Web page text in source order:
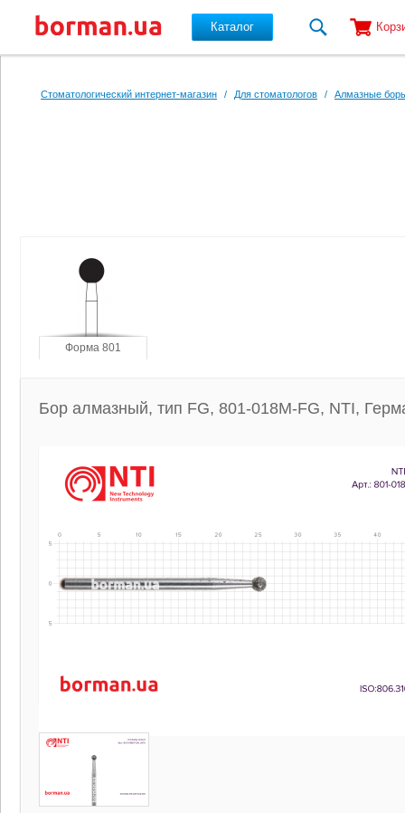
Каталог
Стоматологический интернет-магазин / Для стоматологов / Алмазные
Форма 801
Бор алмазный, тип FG, 801-018M-FG, NTI,